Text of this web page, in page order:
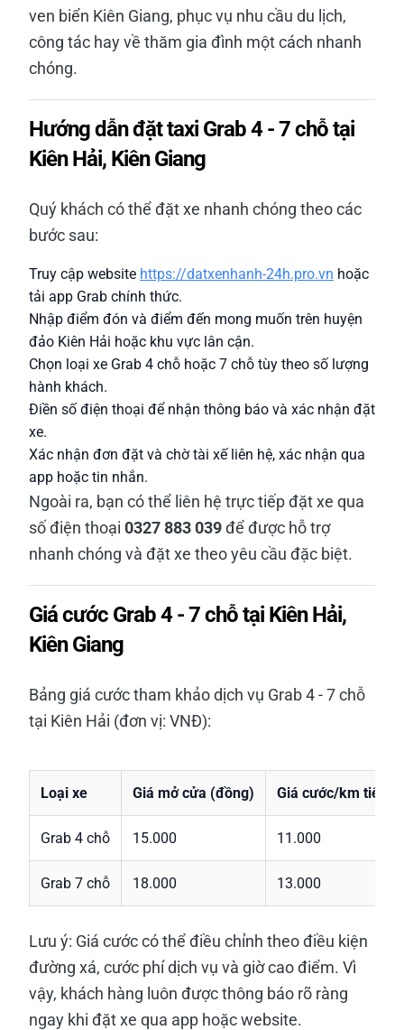
ven biển Kiên Giang, phục vụ nhu cầu du lịch,
công tác hay về thăm gia đình một cách nhanh
chóng.
Hướng dẫn đặt taxi Grab 4 - 7 chỗ tại
Kiên Hải, Kiên Giang
Quý khách có thể đặt xe nhanh chóng theo các
bước sau:
Truy cập website https://datxenhanh-24h.pro.vn hoặc
tải app Grab chính thức.
Nhập điểm đón và điểm đến mong muốn trên huyện
đảo Kiên Hải hoặc khu vực lân cận.
Chọn loại xe Grab 4 chỗ hoặc 7 chỗ tùy theo số lượng
hành khách.
Điền số điện thoại để nhận thông báo và xác nhận đặt
xe.
Xác nhận đơn đặt và chờ tài xế liên hệ, xác nhận qua
app hoặc tin nhắn.
Ngoài ra, bạn có thể liên hệ trực tiếp đặt xe qua
số điện thoại 0327 883 039để được hỗ trợ
nhanh chóng và đặt xe theo yêu cầu đặc biệt.
Giá cước Grab 4 - 7 chỗ tại Kiên Hải,
Kiên Giang
Bảng giá cước tham khảo dịch vụ Grab 4 - 7 chỗ
tại Kiên Hải (đơn vị: VNĐ):
Loại xe Giá mở cửa (đồng) Giá cước/km tiếp
Grab 4 chỗ 15.000 11.000
Grab 7 chỗ 18.000 13.000
Lưu ý: Giá cước có thể điều chỉnh theo điều kiện
đường xá, cước phí dịch vụ và giờ cao điểm. Vì
vậy, khách hàng luôn được thông báo rõ ràng
ngay khi đặt xe qua app hoặc website.